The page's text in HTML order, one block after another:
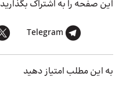
این صفحه را به اشتراک بگذارید
Telegram
به این مطلب امتیاز دهید